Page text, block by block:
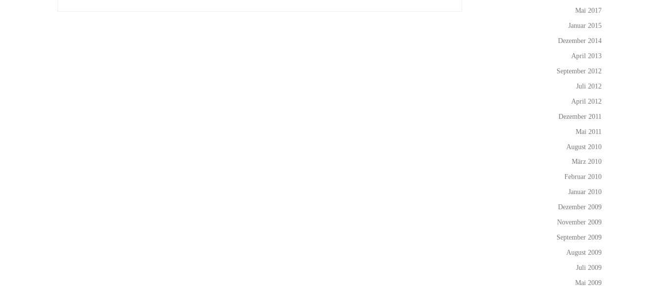
Mai 2017
Januar 2015
Dezember 2014
April 2013
September 2012
Juli 2012
April 2012
Dezember 2011
Mai 2011
August 2010
März 2010
Februar 2010
Januar 2010
Dezember 2009
November 2009
September 2009
August 2009
Juli 2009
Mai 2009